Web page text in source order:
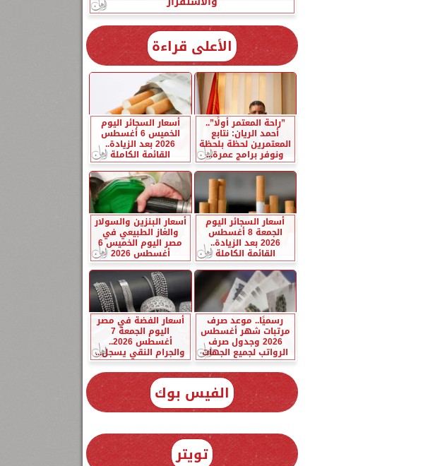
الأعلى قراءة
”راحة المعتمر أولًا”..
أحمد الريان: نتابع
المعتمرين لحظة بلحظة
ونوفر برامج عمرة...
أسعار السجائر اليوم
الخميس 6 أغسطس
2026 بعد الزيادة..
القائمة الكاملة
أسعار السجائر اليوم
الجمعة 8 أغسطس
2026 بعد الزيادة..
القائمة الكاملة
أسعار البنزين والسولار
والغاز الطبيعي في
مصر اليوم الخميس 6
أغسطس 2026
رسميًا.. موعد صرف
مرتبات شهر أغسطس
2026 وجدول صرف
الرواتب لجميع الجهات
أسعار الفضة في مصر
اليوم الجمعة 7
أغسطس 2026..
والجرام النقي يسجل...
الفيس بوك
تويتر